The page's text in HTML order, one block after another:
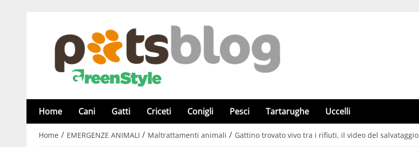
Home Cani Gatti Criceti Conigli Pesci Tartarughe Uccelli
Home / EMERGENZE ANIMALI / Maltrattamenti animali / Gattino trovato vivo tra i rifiuti, il video del salvataggio